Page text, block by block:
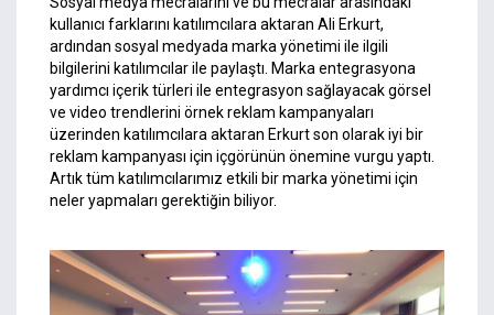
kullanıcı farklarını katılımcılara aktaran Ali Erkurt,
ardından sosyal medyada marka yönetimi ile ilgili
bilgilerini katılımcılar ile paylaştı. Marka entegrasyona
yardımcı içerik türleri ile entegrasyon sağlayacak görsel
ve video trendlerini örnek reklam kampanyaları
üzerinden katılımcılara aktaran Erkurt son olarak iyi bir
reklam kampanyası için içgörünün önemine vurgu yaptı.
Artık tüm katılımcılarımız etkili bir marka yönetimi için
neler yapmaları gerektiğin biliyor.